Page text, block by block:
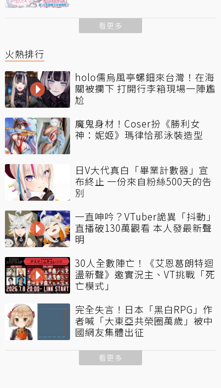
看更多
火熱排行
holo儒烏風亭螺鈿來台灣！在海
關被攔下 打開行李箱現場一陣尷
尬
魔鬼身材！Coser扮《勝利女
神：妮姬》瑪律恰那泳裝造型
日V大代真白「畢業計數器」宣
布終止 一份來自粉絲500天的告
別
一直呻吟？VTuber詭異「抖動」
直播破130萬觀看 本人發最新聲
明
30人全數陣亡！《艾恩葛朗特迴
盪新聲》邀實況主、VT挑戰「死
亡模式」
完全失言！日本「黑白RPG」作
者喊「大東亞共榮圈萬歲」被中
國網友集體出征
看更多